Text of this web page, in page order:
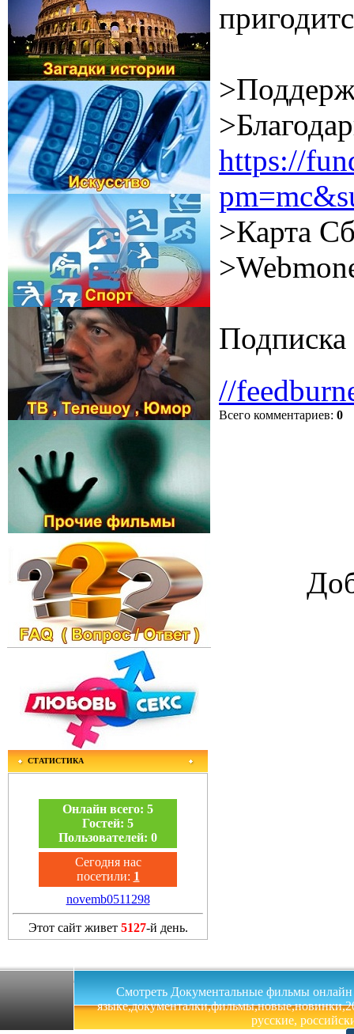
СТАТИСТИКА
Онлайн всего: 5
Гостей: 5
Пользователей: 0
Сегодня нас
посетили: 1
novemb0511298
Этот сайт живет 5127-й день.
https://
>Карта
Подписка
//
Всего комментариев: 0
Смотреть Документальные фильмы онлайн
русские,